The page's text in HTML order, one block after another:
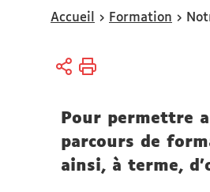
Vous
ici :
Accueil Formation
Pour permettre
parcours de
ainsi, à terme,